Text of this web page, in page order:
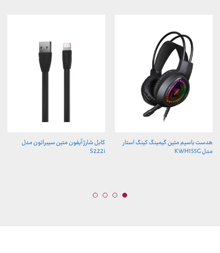
هدست باسیم متین گیمینگ کینگ استار
مدل KWH155G
کابل شارژ آیفون متین سیبراتون مدل
S222i